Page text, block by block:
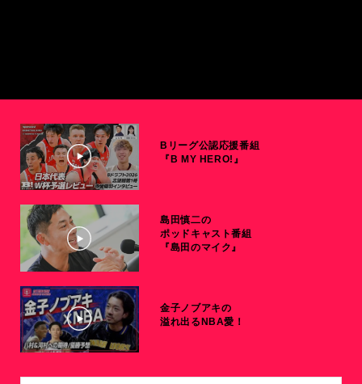
Bリーグ公認応援番組
『B MY HERO!』
島田慎二の
ポッドキャスト番組
『島田のマイク』
金子ノブアキの
溢れ出るNBA愛！